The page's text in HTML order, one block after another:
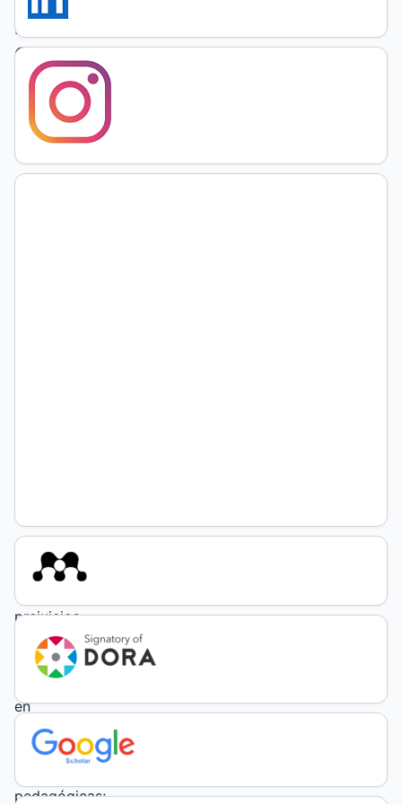
pedagógicas
en
la
diversidad
José
Palabras
clave:
escuelas;
prejuicios
diversidad;
mundial
en
Medio
Orient;
pedagógicas;